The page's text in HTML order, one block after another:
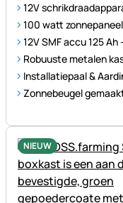
12V
100 watt
12V SMF accu 125
Robuuste metalen
Installatiepaal &
Zonnebeugel
NIEUW